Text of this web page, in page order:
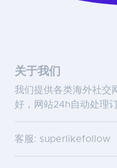
关于我们
我们提供各类海外社交
好，网站24h自动处理
客服: superlikefollow